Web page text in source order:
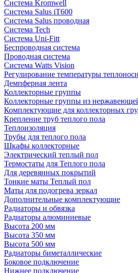
Система Kromwell
Система Salus iT600
Система Salus проводная
Система Tech
Система Uni-Fitt
Беспроводная система
Проводная система
Система Watts Vision
Регулирование температуры
Демпферная лента
Коллекторные группы
Коллекторные группы из
Комплектующие для коллекторных
Крепление труб теплого пола
Теплоизоляция
Трубы для теплого пола
Шкафы коллекторные
Электрический теплый пол
Термостаты для Теплого пола
Для деревянных покрытий
Тонкие маты Теплый пол
Маты для подогрева зеркал
Дополнительные комплектующие
Радиаторы и обвязка
Радиаторы алюминиевые
Высота 200 мм
Высота 350 мм
Высота 500 мм
Радиаторы биметаллические
Боковое подключение
Нижнее подключение